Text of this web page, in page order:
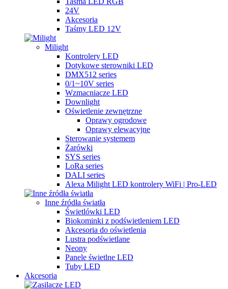
24V
Akcesoria
Taśmy LED 12V
Milight
Kontrolery LED
Dotykowe sterowniki LED
DMX512 series
0/1~10V series
Wzmacniacze LED
Downlight
Oświetlenie zewnętrzne
Oprawy ogrodowe
Oprawy elewacyjne
Sterowanie systemem
Żarówki
SYS series
LoRa series
DALI series
Alexa Milight LED kontrolery WiFi | Pro-LED
Inne źródła światła
Świetlówki LED
Biokominki z podświetleniem LED
Akcesoria do oświetlenia
Lustra podświetlane
Neony
Panele świetlne LED
Tuby LED
Akcesoria